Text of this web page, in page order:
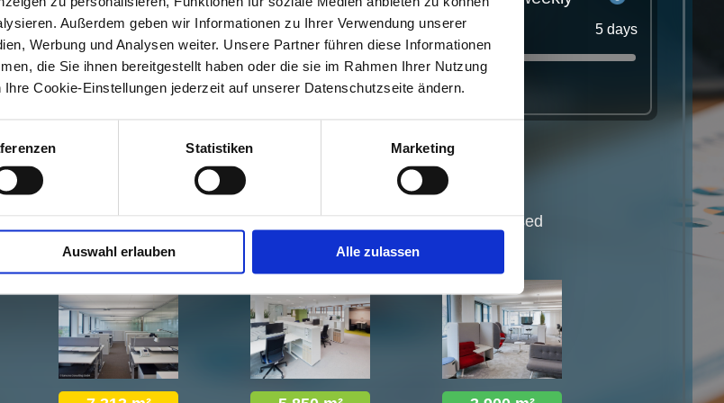
Außerdem geben wir Informationen zu Ihrer Verwendung unserer
Werbung und Analysen weiter. Unsere Partner führen diese Informationen
die Sie ihnen bereitgestellt haben oder die sie im Rahmen Ihrer Nutzung
Cookie-Einstellungen jederzeit auf unserer Datenschutzseite ändern.
Statistiken Marketing
Auswahl erlauben Alle zulassen
0 days 5 days
2.5 days
types for your work environment
Dense office
Open plan
Activity-based